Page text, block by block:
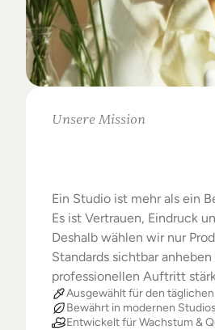
Unsere Mission
Ein Studio ist mehr als ein
Es ist Vertrauen, Eindruck
Deshalb wählen wir nur
Standards sichtbar
professionellen Auftritt
Ausgewählt für den
Bewährt in modernen Studios
Entwickelt für Wachstum &